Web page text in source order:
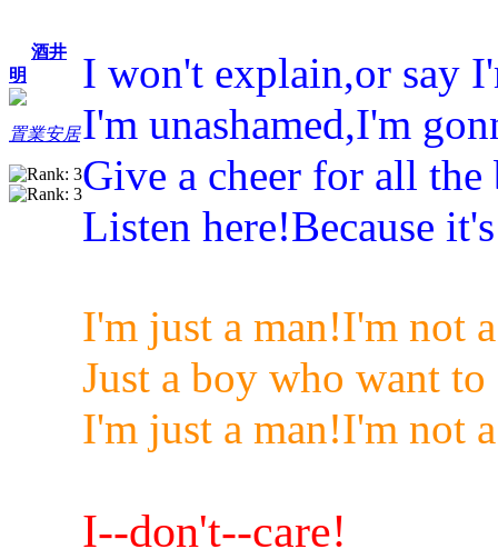
酒井
明
置業安居
I won't explain,or say
I'm unashamed,I'm
Give a cheer for all
Listen here!Because
I'm just a man!I'm not
Just a boy who want
I'm just a man!I'm not
I--don't--care!